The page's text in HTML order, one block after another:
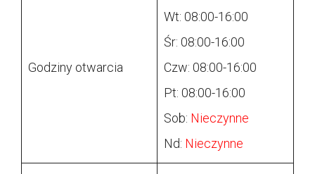
Godziny otwarcia
Wt: 08:00-16:00
Śr: 08:00-16:00
Czw: 08:00-16:00
Pt: 08:00-16:00
Sob: Nieczynne
Nd: Nieczynne